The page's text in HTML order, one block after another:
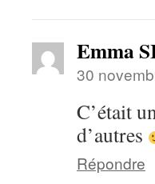
Emma
30
C’était
d’autres
Répondre